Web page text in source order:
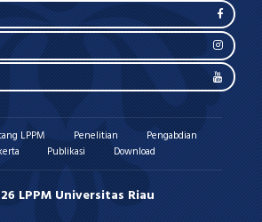
LPPM Penelitian
Pengabdian
Publikasi Download
LPPM Universitas Riau